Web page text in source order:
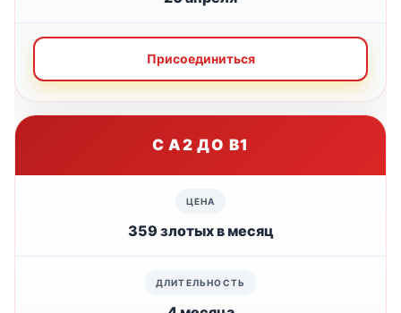
Присоединиться
С A2 ДО B1
359 злотых в месяц